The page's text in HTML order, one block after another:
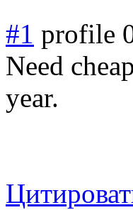
#1 profile
Need
year.